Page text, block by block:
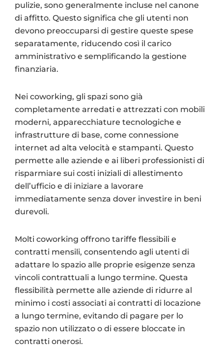
pulizie, sono generalmente incluse nel canone
di affitto. Questo significa che gli utenti non
devono preoccuparsi di gestire queste spese
separatamente, riducendo così il carico
amministrativo e semplificando la gestione
finanziaria.
Nei coworking, gli spazi sono già
completamente arredati e attrezzati con mobili
moderni, apparecchiature tecnologiche e
infrastrutture di base, come connessione
internet ad alta velocità e stampanti. Questo
permette alle aziende e ai liberi professionisti di
risparmiare sui costi iniziali di allestimento
dell’ufficio e di iniziare a lavorare
immediatamente senza dover investire in beni
durevoli.
Molti coworking offrono tariffe flessibili e
contratti mensili, consentendo agli utenti di
adattare lo spazio alle proprie esigenze senza
vincoli contrattuali a lungo termine. Questa
flessibilità permette alle aziende di ridurre al
minimo i costi associati ai contratti di locazione
a lungo termine, evitando di pagare per lo
spazio non utilizzato o di essere bloccate in
contratti onerosi.